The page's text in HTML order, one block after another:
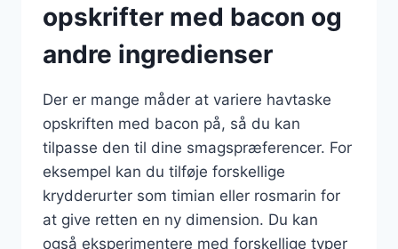
opskrifter med bacon og
andre ingredienser
Der er mange måder at variere havtaske
opskriften med bacon på, så du kan
tilpasse den til dine smagspræferencer. For
eksempel kan du tilføje forskellige
krydderurter som timian eller rosmarin for
at give retten en ny dimension. Du kan
også eksperimentere med forskellige typer